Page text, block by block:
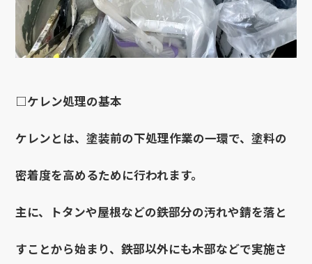
□ケレン処理の基本
ケレンとは、塗装前の下処理作業の一環で、塗料の
密着度を高めるために行われます。
主に、トタンや屋根などの鉄部分の汚れや錆を落と
すことから始まり、鉄部以外にも木部などで実施さ